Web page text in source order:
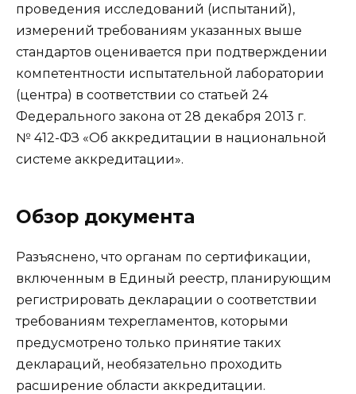
проведения исследований (испытаний),
измерений требованиям указанных выше
стандартов оценивается при подтверждении
компетентности испытательной лаборатории
(центра) в соответствии со статьей 24
Федерального закона от 28 декабря 2013 г.
№ 412-ФЗ «Об аккредитации в национальной
системе аккредитации».
Обзор документа
Разъяснено, что органам по сертификации,
включенным в Единый реестр, планирующим
регистрировать декларации о соответствии
требованиям техрегламентов, которыми
предусмотрено только принятие таких
деклараций, необязательно проходить
расширение области аккредитации.